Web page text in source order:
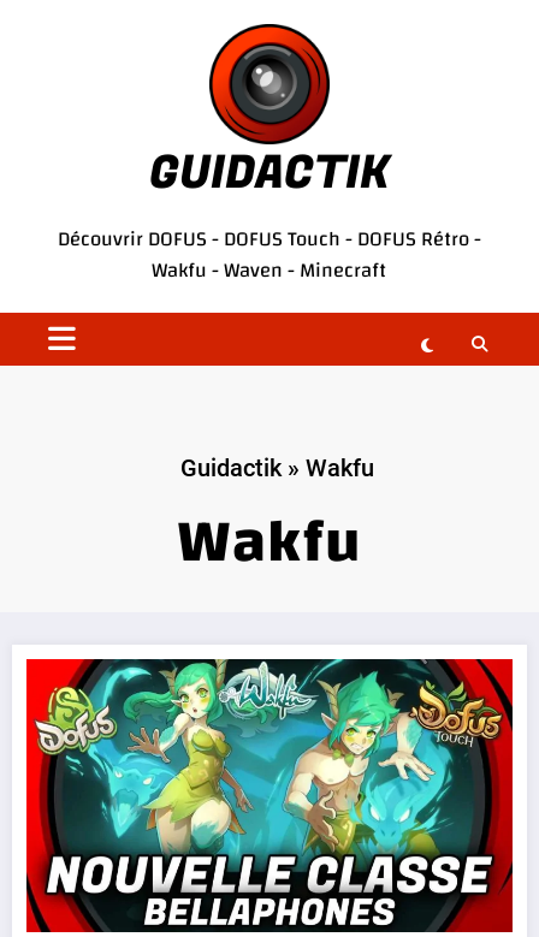
GUIDACTIK
DécouvrirDOFUS-DOFUS Touch-DOFUS Rétro-
Wakfu-Waven-Minecraft
Guidactik»Wakfu
Wakfu